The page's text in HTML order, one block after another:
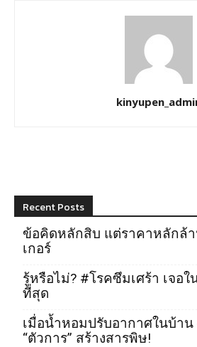
Recent Posts
ข้อคิดหลักสิบ แต่ราคาหลักล้า
เกอร์
รู้หรือไม่? #โรคซึมเศร้า เจอ
ที่สุด
เมื่อน้ำหอมปรับอากาศในบ้าน
“ตัวการ” สร้างสารพิษ!